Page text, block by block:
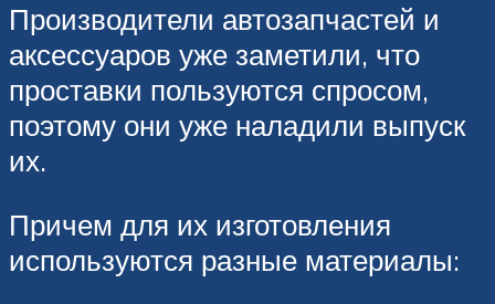
Производители автозапчастей и
аксессуаров уже заметили, что
проставки пользуются спросом,
поэтому они уже наладили выпуск
их.
Причем для их изготовления
используются разные материалы: